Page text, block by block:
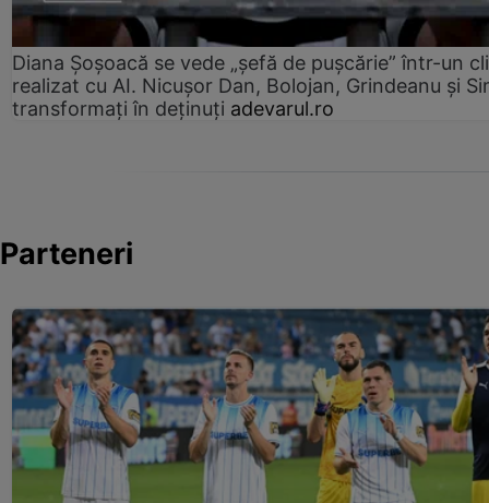
Diana Șoșoacă se vede „șefă de pușcărie” într-un
realizat cu AI. Nicușor Dan, Bolojan, Grindeanu și
transformați în deținuți adevarul.ro
Parteneri